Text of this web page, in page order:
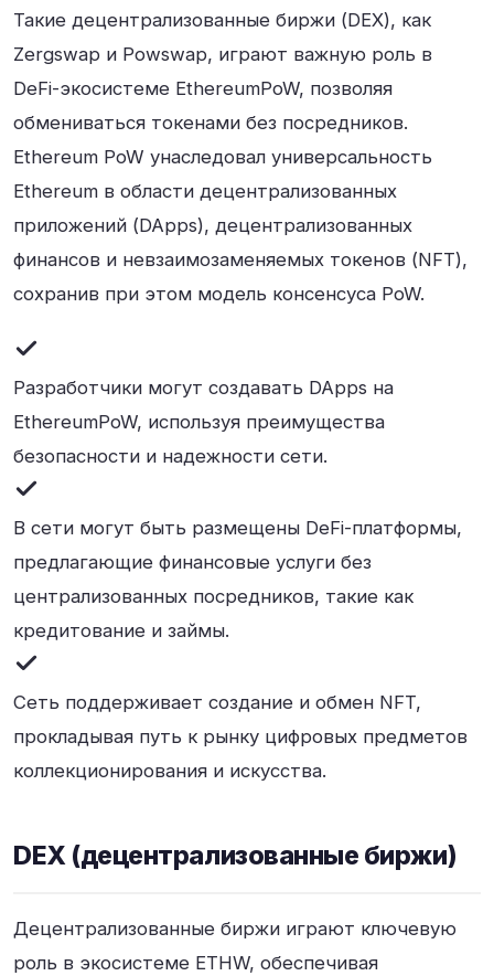
Такие децентрализованные биржи (DEX), как
Zergswap и Powswap, играют важную роль в
DeFi-экосистеме EthereumPoW, позволяя
обмениваться токенами без посредников.
Ethereum PoW унаследовал универсальность
Ethereum в области децентрализованных
приложений (DApps), децентрализованных
финансов и невзаимозаменяемых токенов (NFT),
сохранив при этом модель консенсуса PoW.
Разработчики могут создавать DApps на
EthereumPoW, используя преимущества
безопасности и надежности сети.
В сети могут быть размещены DeFi-платформы,
предлагающие финансовые услуги без
централизованных посредников, такие как
кредитование и займы.
Сеть поддерживает создание и обмен NFT,
прокладывая путь к рынку цифровых предметов
коллекционирования и искусства.
DEX (децентрализованные биржи)
Децентрализованные биржи играют ключевую
роль в экосистеме ETHW, обеспечивая